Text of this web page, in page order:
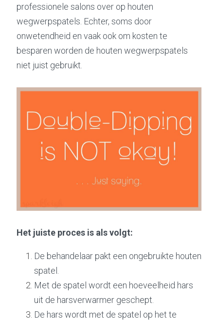
professionele salons over op houten
wegwerpspatels. Echter, soms door
onwetendheid en vaak ook om kosten te
besparen worden de houten wegwerpspatels
niet juist gebruikt.
Het juiste proces is als volgt:
De behandelaar pakt een ongebruikte houten
spatel.
Met de spatel wordt een hoeveelheid hars
uit de harsverwarmer geschept.
De hars wordt met de spatel op het te